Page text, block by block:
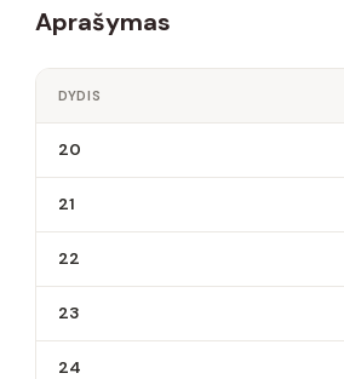
Aprašymas
DYDIS
20
21
22
23
24